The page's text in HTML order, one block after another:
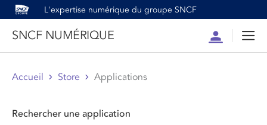
L'expertise numérique du groupe SNCF
SNCF NUMÉRIQUE
Compte
Accueil Store Applications
Rechercher une application